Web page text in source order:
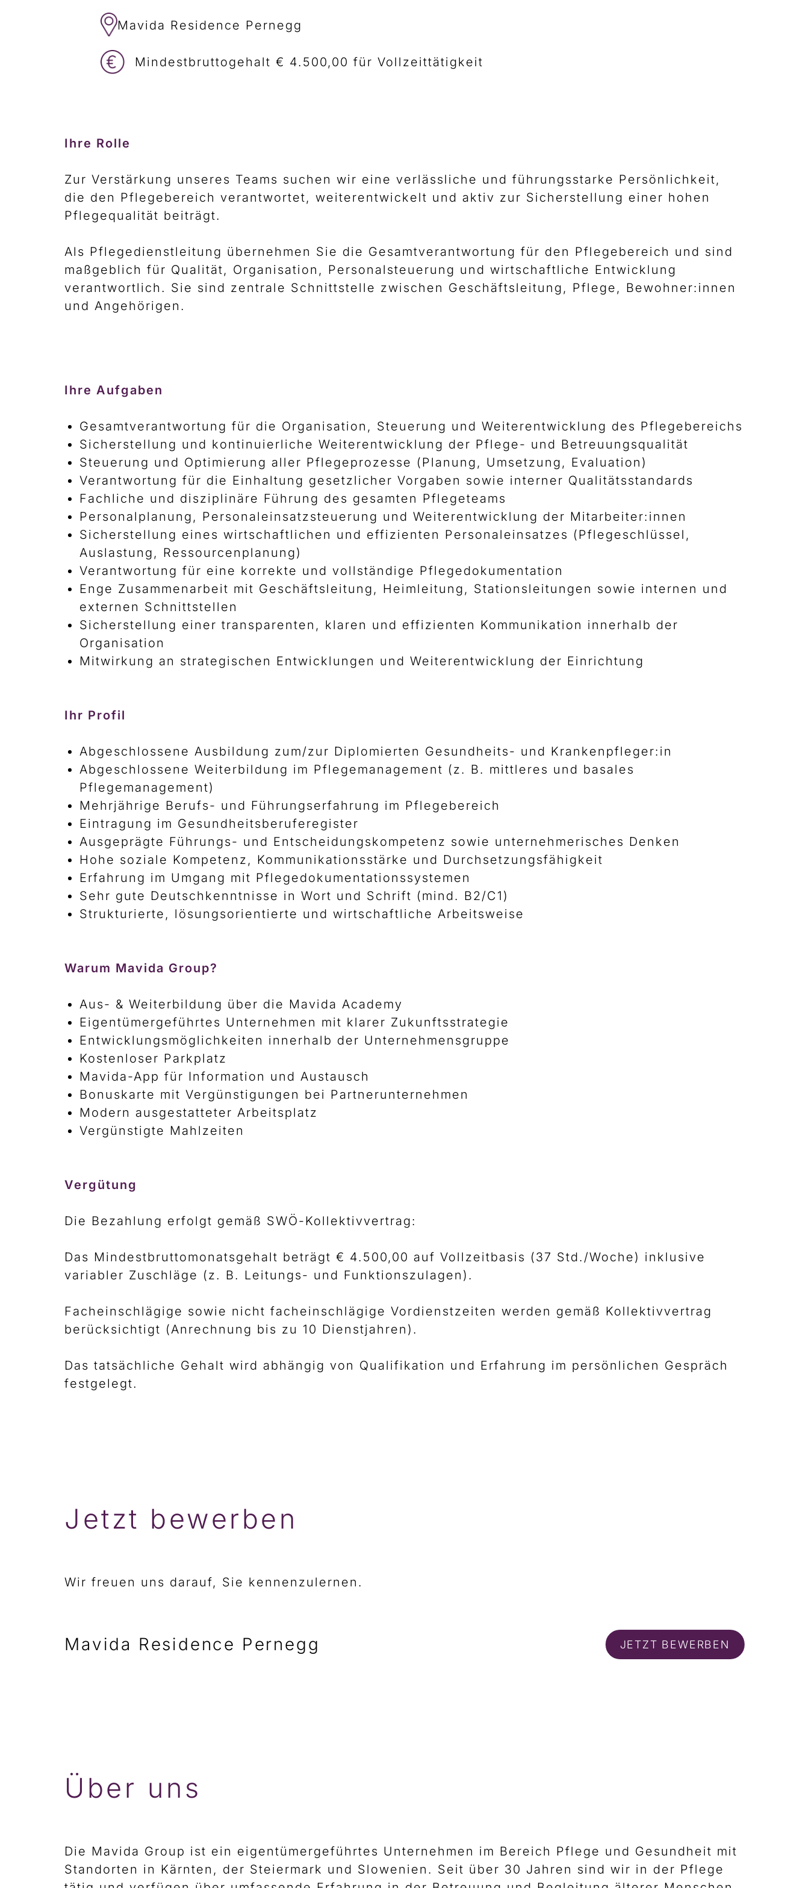
Mavida Residence Pernegg
Mindestbruttogehalt € 4.500,00 für Vollzeittätigkeit
Ihre Rolle
Zur Verstärkung unseres Teams suchen wir eine verlässliche und führungsstarke Persönlichkeit,
die den Pflegebereich verantwortet, weiterentwickelt und aktiv zur Sicherstellung einer hohen
Pflegequalität beiträgt.
Als Pflegedienstleitung übernehmen Sie die Gesamtverantwortung für den Pflegebereich und sind
maßgeblich für Qualität, Organisation, Personalsteuerung und wirtschaftliche Entwicklung
verantwortlich. Sie sind zentrale Schnittstelle zwischen Geschäftsleitung, Pflege, Bewohner:innen
und Angehörigen.
Ihre Aufgaben
Gesamtverantwortung für die Organisation, Steuerung und Weiterentwicklung des Pflegebereichs
Sicherstellung und kontinuierliche Weiterentwicklung der Pflege- und Betreuungsqualität
Steuerung und Optimierung aller Pflegeprozesse (Planung, Umsetzung, Evaluation)
Verantwortung für die Einhaltung gesetzlicher Vorgaben sowie interner Qualitätsstandards
Fachliche und disziplinäre Führung des gesamten Pflegeteams
Personalplanung, Personaleinsatzsteuerung und Weiterentwicklung der Mitarbeiter:innen
Sicherstellung eines wirtschaftlichen und effizienten Personaleinsatzes (Pflegeschlüssel,
Auslastung, Ressourcenplanung)
Verantwortung für eine korrekte und vollständige Pflegedokumentation
Enge Zusammenarbeit mit Geschäftsleitung, Heimleitung, Stationsleitungen sowie internen und
externen Schnittstellen
Sicherstellung einer transparenten, klaren und effizienten Kommunikation innerhalb der
Organisation
Mitwirkung an strategischen Entwicklungen und Weiterentwicklung der Einrichtung
Ihr Profil
Abgeschlossene Ausbildung zum/zur Diplomierten Gesundheits- und Krankenpfleger:in
Abgeschlossene Weiterbildung im Pflegemanagement (z. B. mittleres und basales
Pflegemanagement)
Mehrjährige Berufs- und Führungserfahrung im Pflegebereich
Eintragung im Gesundheitsberuferegister
Ausgeprägte Führungs- und Entscheidungskompetenz sowie unternehmerisches Denken
Hohe soziale Kompetenz, Kommunikationsstärke und Durchsetzungsfähigkeit
Erfahrung im Umgang mit Pflegedokumentationssystemen
Sehr gute Deutschkenntnisse in Wort und Schrift (mind. B2/C1)
Strukturierte, lösungsorientierte und wirtschaftliche Arbeitsweise
Warum Mavida Group?
Aus- & Weiterbildung über die Mavida Academy
Eigentümergeführtes Unternehmen mit klarer Zukunftsstrategie
Entwicklungsmöglichkeiten innerhalb der Unternehmensgruppe
Kostenloser Parkplatz
Mavida-App für Information und Austausch
Bonuskarte mit Vergünstigungen bei Partnerunternehmen
Modern ausgestatteter Arbeitsplatz
Vergünstigte Mahlzeiten
Vergütung
Die Bezahlung erfolgt gemäß SWÖ-Kollektivvertrag:
Das Mindestbruttomonatsgehalt beträgt € 4.500,00 auf Vollzeitbasis (37 Std./Woche) inklusive
variabler Zuschläge (z. B. Leitungs- und Funktionszulagen).
Facheinschlägige sowie nicht facheinschlägige Vordienstzeiten werden gemäß Kollektivvertrag
berücksichtigt (Anrechnung bis zu 10 Dienstjahren).
Das tatsächliche Gehalt wird abhängig von Qualifikation und Erfahrung im persönlichen Gespräch
festgelegt.
Jetzt bewerben
Wir freuen uns darauf, Sie kennenzulernen.
Mavida Residence Pernegg JETZT BEWERBEN
Über uns
Die Mavida Group ist ein eigentümergeführtes Unternehmen im Bereich Pflege und Gesundheit mit
Standorten in Kärnten, der Steiermark und Slowenien. Seit über 30 Jahren sind wir in der Pflege